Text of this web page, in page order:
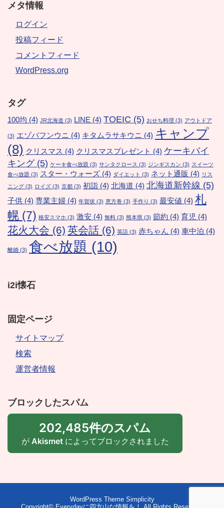
メタ情報
ログイン
投稿フィード
コメントフィード
WordPress.org
タグ
100均 (4) JR北海道 (3) LINE (4) TOEIC (5) おせち料理 (3) アウトドア
(3) エゾバフンウニ (4) キタムラサキウニ (4) キャンプ
(8) クリスマス (4) クリスマスプレゼント (4) ケーキバイ
キング(5) ケーキ食べ放題 (3) サンタクロース (3) ジンギスカン (3) スイーツ
食べ放題 (3) スター・ウォーズ (4) ダイエット (3) ネット通販 (4) リス
ニング (3) ロイズ (3) 京都 (3) 初詣 (4) 北海道 (4) 北海道新幹線 (5)
子供 (4) 専業主婦 (4) 年賀状 (3) 恵方巻 (3) 手作り (3) 最安値 (4) 札
幌 (7) 格安スマホ (3) 激安 (4) 無料 (3) 熊本県 (3) 節約 (4) 育児 (4)
花火大会 (6) 英会話 (6) 英語 (3) 赤ちゃん (4) 車中泊 (4)
離婚 (3) 食べ放題 (10)
i2i懐石
固定ページ
サイトマップ
検索
運営者情報
ブロックしたスパム
202,485件のスパム
が Akismetによってブロックされました
WordPress Theme Simplicity